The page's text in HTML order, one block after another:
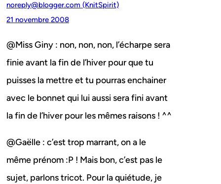
noreply@blogger.com (KnitSpirit)
21 novembre 2008
@Miss Giny : non, non, non, l’écharpe sera
finie avant la fin de l’hiver pour que tu
puisses la mettre et tu pourras enchainer
avec le bonnet qui lui aussi sera fini avant
la fin de l’hiver pour les mêmes raisons ! ^^
@Gaëlle : c’est trop marrant, on a le
même prénom :P ! Mais bon, c’est pas le
sujet, parlons tricot. Pour la quiétude, je